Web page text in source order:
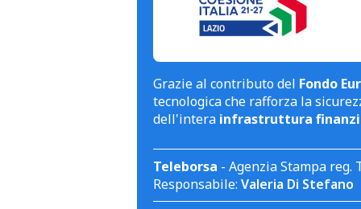
Grazie al contributo del Fondo
tecnologica che rafforza la
dell'intera infrastruttura
Teleborsa - Agenzia Stampa
Responsabile: Valeria Di Stefano